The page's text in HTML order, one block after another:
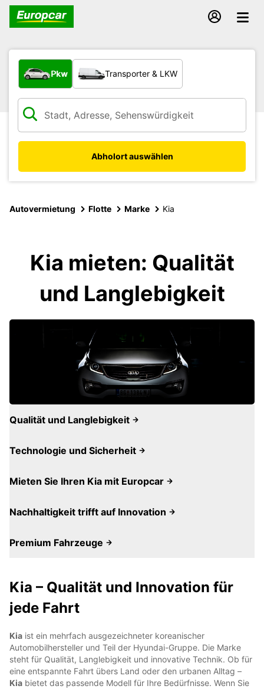
Welche Art von Fahrzeug?
Pkw Transporter & LKW
Abholort auswählen
Autovermietung Flotte Marke Kia
Kia mieten: Qualität
und Langlebigkeit
Qualität und Langlebigkeit
Technologie und Sicherheit
Mieten Sie Ihren Kia mit Europcar
Nachhaltigkeit trifft auf Innovation
Premium Fahrzeuge
Kia – Qualität und Innovation für
jede Fahrt
Kia ist ein mehrfach ausgezeichneter koreanischer
Automobilhersteller und Teil der Hyundai-Gruppe. Die Marke
steht für Qualität, Langlebigkeit und innovative Technik. Ob für
eine entspannte Fahrt übers Land oder den urbanen Alltag –
Kia bietet das passende Modell für Ihre Bedürfnisse. Wenn Sie